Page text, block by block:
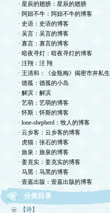
· 星辰的翅膀：星辰的翅膀
· 阿妞不牛：阿妞不牛的博客
· 史语：史语的博客
· 吴言：吴言的博客
· 寡言：寡言的博客
· 暗夜寻灯：暗夜寻灯的博客
· 汪翔：汪 翔
· 王清和：《金瓶梅》揭密市井私生
· 德孤：德孤的小岛
· 解滨：解滨
· 艺萌：艺萌的博客
· 怀斯：怀斯的博客
· lone-shepherd：牧人的博客
· 云乡客：云乡客的博客
· 虎猫：张石的博客
· 旅泉：旅泉的博客
· 姜克实：姜克实的博客
· 马黑：马黑的博客
· 壹嘉出版：壹嘉出版的博客
分类目录
【诗】